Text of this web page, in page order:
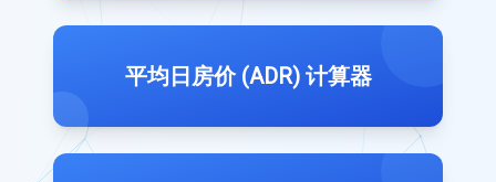
平均日房价 (ADR) 计算器